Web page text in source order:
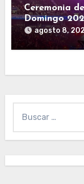
Ceremonia
Domingo
familia
Caribe
agosto 8,